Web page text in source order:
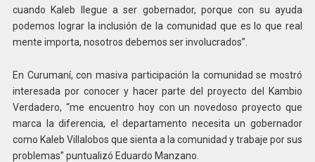
cuando Kaleb llegue a ser gobernador, porque con su ayuda
podemos lograr la inclusión de la comunidad que es lo que real
mente importa, nosotros debemos ser involucrados”.
En Curumaní, con masiva participación la comunidad se mostró
interesada por conocer y hacer parte del proyecto del Kambio
Verdadero, “me encuentro hoy con un novedoso proyecto que
marca la diferencia, el departamento necesita un gobernador
como Kaleb Villalobos que sienta a la comunidad y trabaje por sus
problemas” puntualizó Eduardo Manzano.